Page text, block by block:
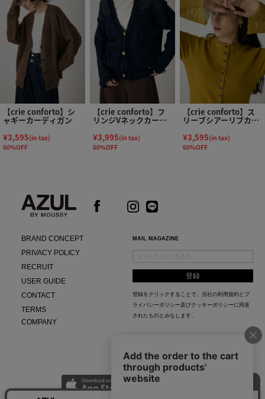
【crie conforto】シ
ャギーカーディガン
¥3,595(in tax)
60%OFF
【crie conforto】フ
リンジVネックカーデ
¥3,995(in tax)
60%OFF
【crie conforto】ス
リーブシアーリブカー
ディガン
¥3,595(in tax)
60%OFF
BRAND CONCEPT
PRIVACY POLICY
RECRUIT
USER GUIDE
CONTACT
TERMS
COMPANY
MAIL MAGAZINE
登録をクリックすることで、当社の利用規約と プ
ライバシーポリシー及びクッキーポリシー に同意
されたものとみなします。
AZUL APP